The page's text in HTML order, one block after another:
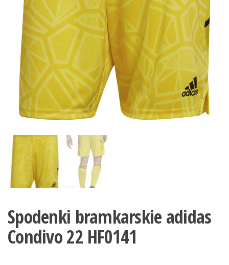
Spodenki bramkarskie adidas
Condivo 22 HF0141